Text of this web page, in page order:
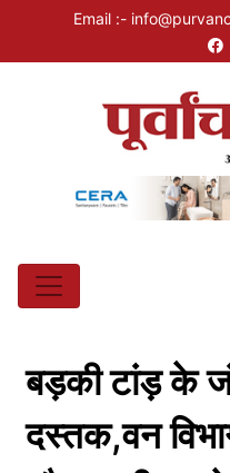
Email :-
बड़की टांड़ के
दस्तक,वन